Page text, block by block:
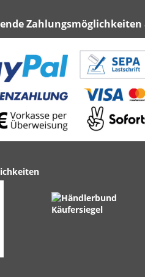
Zahlungsmöglichkeiten